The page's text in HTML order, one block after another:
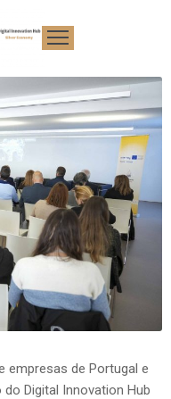
empresas de Portugal e
Digital Innovation Hub